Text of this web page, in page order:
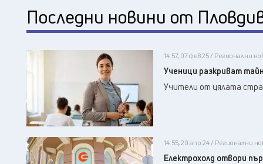
Последни новини от
14:57, 07 фев 25 / Регионални
Ученици разкриват
Учители от цялата
14:55, 20 апр 24 / Регионални
Електрохолд отвори